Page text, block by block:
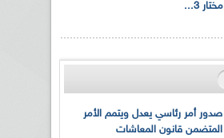
مختار 3...
صدور أمر رئاسي يعدل ويتمم الأمر
المتضمن قانون المعاشات